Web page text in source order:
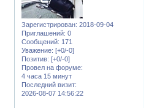
Зарегистрирован: 2018-09-04
Приглашений: 0
Сообщений: 171
Уважение: [+0/-0]
Позитив: [+0/-0]
Провел на форуме:
4 часа 15 минут
Последний визит:
2026-08-07 14:56:22